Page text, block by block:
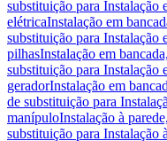
substituição para Instalação
elétricaInstalação em
substituição para Instalação
pilhasInstalação em
substituição para Instalação
geradorInstalação em
de substituição para
manípuloInstalação à
substituição para Instalação